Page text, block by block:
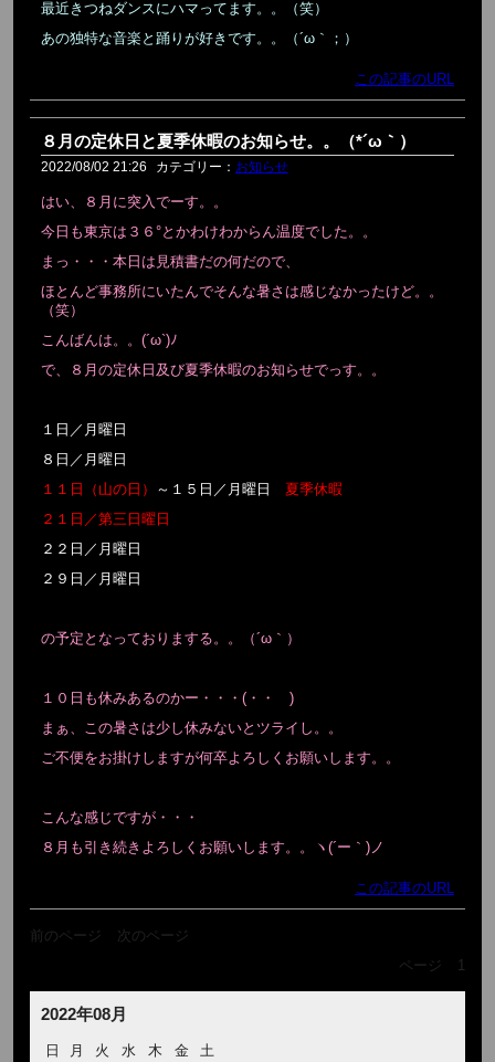
最近きつねダンスにハマってます。。（笑）
あの独特な音楽と踊りが好きです。。（´ω｀；）
この記事のURL
８月の定休日と夏季休暇のお知らせ。。（*´ω｀）
2022/08/02 21:26 カテゴリー： お知らせ
はい、８月に突入でーす。。
今日も東京は３６°とかわけわからん温度でした。。
まっ・・・本日は見積書だの何だので、
ほとんど事務所にいたんでそんな暑さは感じなかったけど。。
（笑）
こんばんは。。(´ω`)ﾉ
で、８月の定休日及び夏季休暇のお知らせでっす。。
１日／月曜日
８日／月曜日
１１日（山の日）
～ １５日／月曜日
夏季休暇
２１日／第三日曜日
２２日／月曜日
２９日／月曜日
の予定となっておりまする。。（´ω｀）
１０日も休みあるのかー・・・(・・ )
まぁ、この暑さは少し休みないとツライし。。
ご不便をお掛けしますが何卒よろしくお願いします。。
こんな感じですが・・・
８月も引き続きよろしくお願いします。。ヽ(´ー｀)ノ
この記事のURL
前のページ
次のページ
ページ
1
2022年08月
日 月 火 水 木 金 土